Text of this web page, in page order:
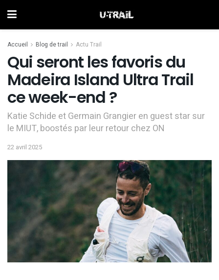
Accueil Blog de trail Actu Trail
Qui seront les favoris du
Madeira Island Ultra Trail
ce week-end ?
Katie Schide et Germain Grangier en guest star sur
le MIUT, boostés par leur retour chez ON
22 avril 2025